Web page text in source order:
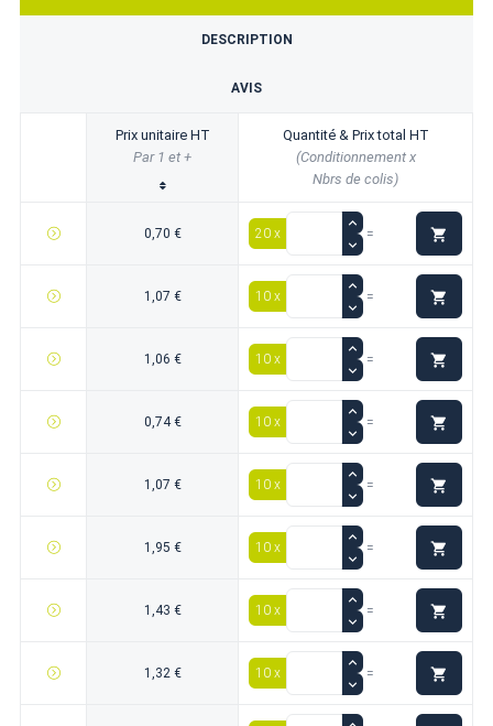
DESCRIPTION
AVIS
Prix unitaire HT
Par 1 et +
Quantité & Prix total HT
(Conditionnement x
Nbrs de colis)
0,70 € 20 x = 
1,07 € 10 x = 
1,06 € 10 x = 
0,74 € 10 x = 
1,07 € 10 x = 
1,95 € 10 x = 
1,43 € 10 x = 
1,32 € 10 x = 